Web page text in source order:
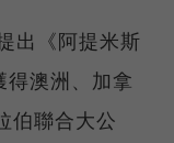
出《阿提米斯
澳洲、加拿
伯聯合大公